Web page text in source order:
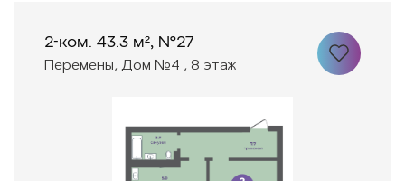
2-ком. 43.3 м², №27
Перемены, Дом №4 , 8 этаж